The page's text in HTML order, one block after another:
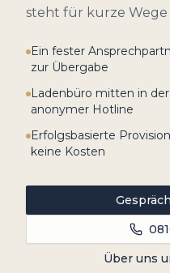
steht für kurze
Ein fester
zur Übergabe
Ladenbüro mitten in
anonymer Hotline
Erfolgsbasierte
keine Kosten
Über uns